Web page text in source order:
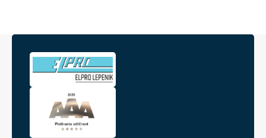
politiko
varovanja